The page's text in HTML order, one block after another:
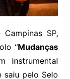
SP,
“Mudanças
instrumental
saiu pelo Selo